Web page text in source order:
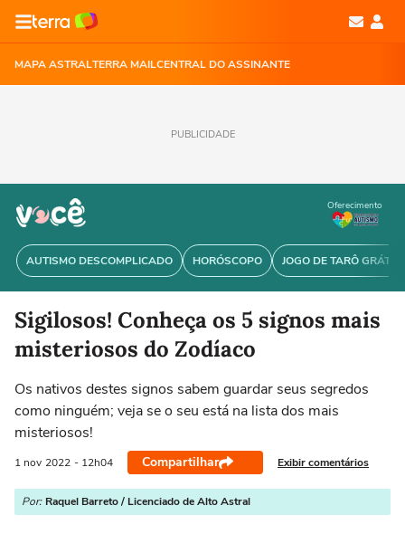
MAPA ASTRALTERRA MAILCENTRAL DO ASSINANTE
PUBLICIDADE
AUTISMO DESCOMPLICADO HORÓSCOPO JOGO DE TARÔ GRÁTIS
Oferecimento
Sigilosos! Conheça os 5 signos mais
misteriosos do Zodíaco
Os nativos destes signos sabem guardar seus segredos
como ninguém; veja se o seu está na lista dos mais
misteriosos!
1 nov 2022 - 12h04 Compartilhar Exibir comentários
Por: Raquel Barreto / Licenciado de Alto Astral